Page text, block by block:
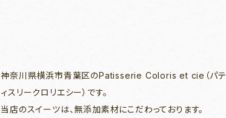
神奈川県横浜市青葉区のPatisserie Coloris et cie（パテ
ィスリークロリエシー）です。
当店のスイーツは、無添加素材にこだわっております。